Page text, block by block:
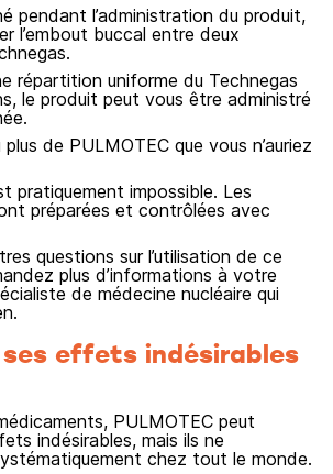
pendant l’administration du produit,
l’embout buccal entre deux
répartition uniforme du Technegas
le produit peut vous être administré
de PULMOTEC que vous n’auriez
pratiquement impossible. Les
préparées et contrôlées avec
questions sur l’utilisation de ce
plus d’informations à votre
de médecine nucléaire qui
effets indésirables
PULMOTEC peut
indésirables, mais ils ne
chez tout le monde.